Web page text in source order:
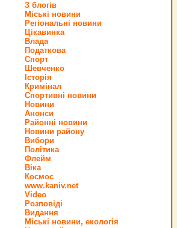
З блогів
Міські новини
Регіональні новини
Цікавинка
Влада
Податкова
Спорт
Шевченко
Історія
Кримінал
Спортивні новини
Новини
Анонси
Районні новини
Новини району
Вибори
Політика
Флейм
Віка
Космос
www.kaniv.net
Video
Розповіді
Видання
Міські новини, екологія